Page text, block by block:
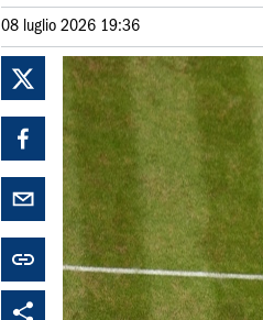
08 luglio 2026 19:36